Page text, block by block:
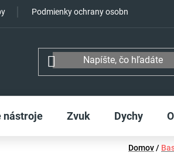
Podmienky ochrany osobných údajov
nástroje Zvuk Dychy
Domov/